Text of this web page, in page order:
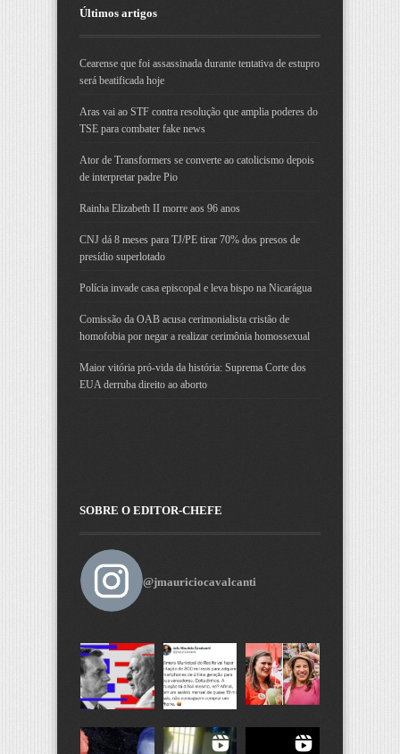
Últimos artigos
Cearense que foi assassinada durante tentativa de estupro
será beatificada hoje
Aras vai ao STF contra resolução que amplia poderes do
TSE para combater fake news
Ator de Transformers se converte ao catolicismo depois
de interpretar padre Pio
Rainha Elizabeth II morre aos 96 anos
CNJ dá 8 meses para TJ/PE tirar 70% dos presos de
presídio superlotado
Polícia invade casa episcopal e leva bispo na Nicarágua
Comissão da OAB acusa cerimonialista cristão de
homofobia por negar a realizar cerimônia homossexual
Maior vitória pró-vida da história: Suprema Corte dos
EUA derruba direito ao aborto
SOBRE O EDITOR-CHEFE
@jmauriciocavalcanti